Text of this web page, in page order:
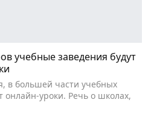
учебные заведения будут
в большей части учебных
онлайн-уроки. Речь о школах,